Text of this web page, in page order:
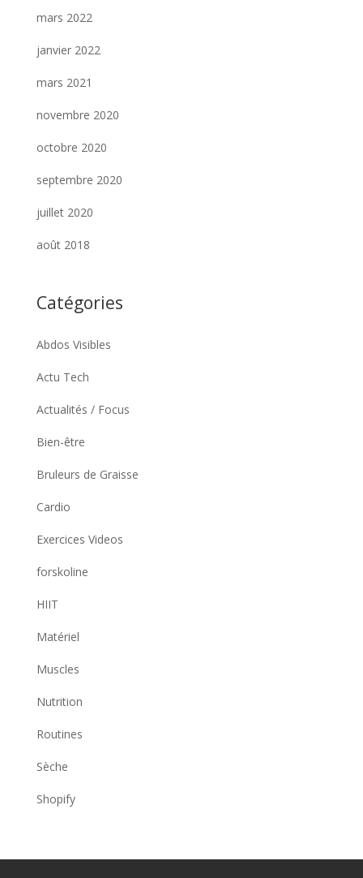
mars 2022
janvier 2022
mars 2021
novembre 2020
octobre 2020
septembre 2020
juillet 2020
août 2018
Catégories
Abdos Visibles
Actu Tech
Actualités / Focus
Bien-être
Bruleurs de Graisse
Cardio
Exercices Videos
forskoline
HIIT
Matériel
Muscles
Nutrition
Routines
Sèche
Shopify